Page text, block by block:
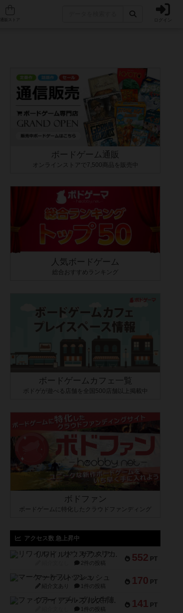
人気ボードゲーム ログイン
ボードゲーム通販
オンラインストアで7,500商品を販売中
人気ボードゲーム
総合おすすめランキング
ボードゲームカフェ一覧
ボドゲが遊べる店舗を全国500店舗以上掲載中
ボドファン
ボードゲームに特化したクラウドファンディング
アクセス数 急上昇中
552 PT
リワイルド：サウスアメリカ
2件の投稿
170 PT
マーケットフレッシュ
紹介文あり 1件の投稿
141 PT
ファイアー・ブルズ / 火牛陣
1件の投稿